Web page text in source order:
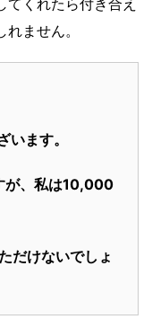
てくれたら付き合え
ません。
ます。
が、私は10,000
だけないでしょ